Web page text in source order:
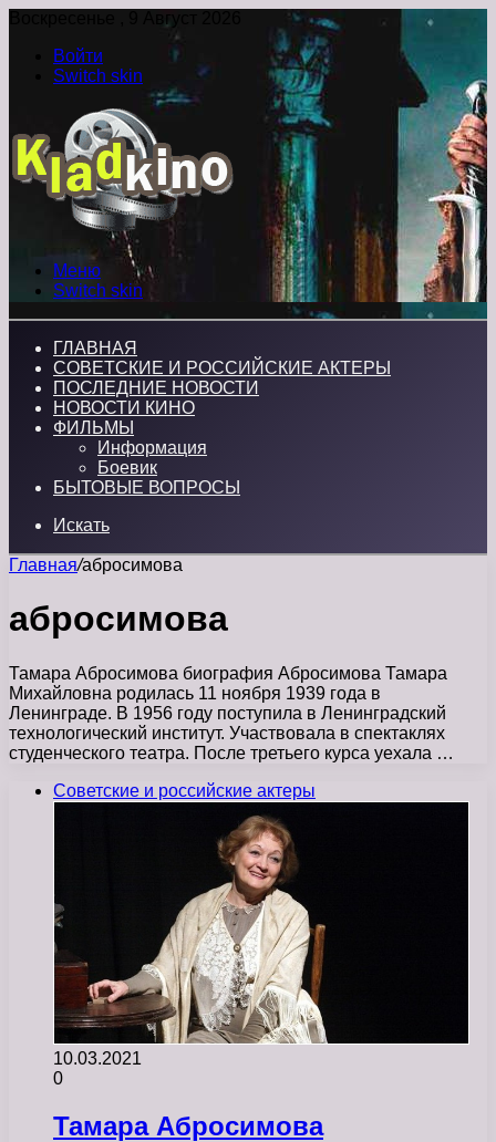
Воскресенье , 9 Август 2026
Войти
Switch skin
Меню
Switch skin
ГЛАВНАЯ
СОВЕТСКИЕ И РОССИЙСКИЕ АКТЕРЫ
ПОСЛЕДНИЕ НОВОСТИ
НОВОСТИ КИНО
ФИЛЬМЫ
Информация
Боевик
БЫТОВЫЕ ВОПРОСЫ
Искать
Главная/абросимова
абросимова
Тамара Абросимова биография Абросимова Тамара
Михайловна родилась 11 ноября 1939 года в
Ленинграде. В 1956 году поступила в Ленинградский
технологический институт. Участвовала в спектаклях
студенческого театра. После третьего курса уехала …
Советские и российские актеры
10.03.2021
0
Тамара Абросимова